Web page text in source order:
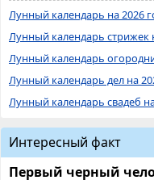
Лунный календарь на 2026
Лунный календарь стрижек
Лунный календарь
Лунный календарь дел на
Лунный календарь свадеб
Интересный факт
Первый черный